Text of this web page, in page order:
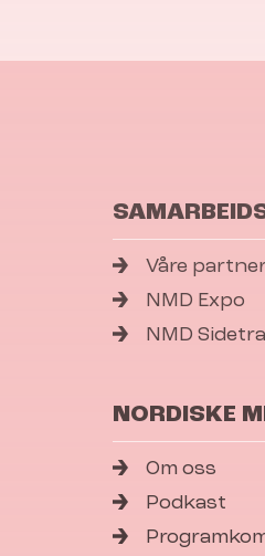
Våre
NMD Expo
NMD
NORDISKE
Om oss
Podkast